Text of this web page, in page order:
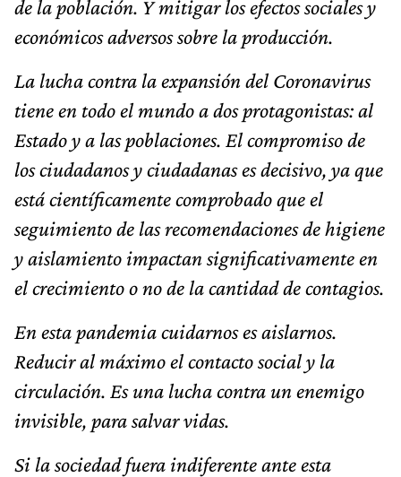
de la población. Y mitigar los efectos sociales y
económicos adversos sobre la producción.
La lucha contra la expansión del Coronavirus
tiene en todo el mundo a dos protagonistas: al
Estado y a las poblaciones. El compromiso de
los ciudadanos y ciudadanas es decisivo, ya que
está científicamente comprobado que el
seguimiento de las recomendaciones de higiene
y aislamiento impactan significativamente en
el crecimiento o no de la cantidad de contagios.
En esta pandemia cuidarnos es aislarnos.
Reducir al máximo el contacto social y la
circulación. Es una lucha contra un enemigo
invisible, para salvar vidas.
Si la sociedad fuera indiferente ante esta